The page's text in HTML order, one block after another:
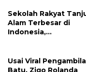
Sekolah Rakyat
Alam Terbesar di
Indonesia,
Usai Viral
Batu, Zigo Rolanda